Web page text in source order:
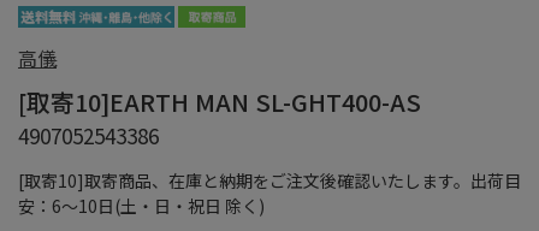
[取寄10]取寄商品、在庫と納期をご注文後確認いたします。出荷目
安：6～10日(土・日・祝日 除く)
高儀
[取寄10]EARTH MAN SL-GHT400-AS
4907052543386